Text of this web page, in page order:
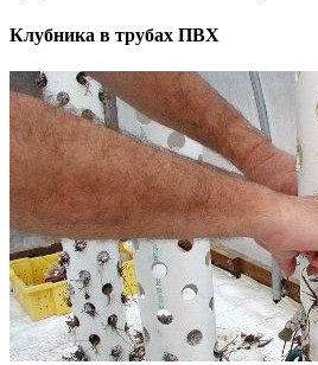
Клубника в трубах ПВХ